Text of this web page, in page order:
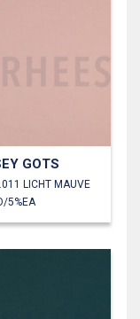
GOTS
LICHT MAUVE
5%EA